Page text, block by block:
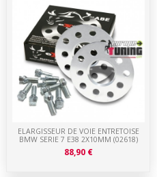
ELARGISSEUR DE VOIE ENTRETOISE
BMW SERIE 7 E38 2X10MM (02618)
88,90 €